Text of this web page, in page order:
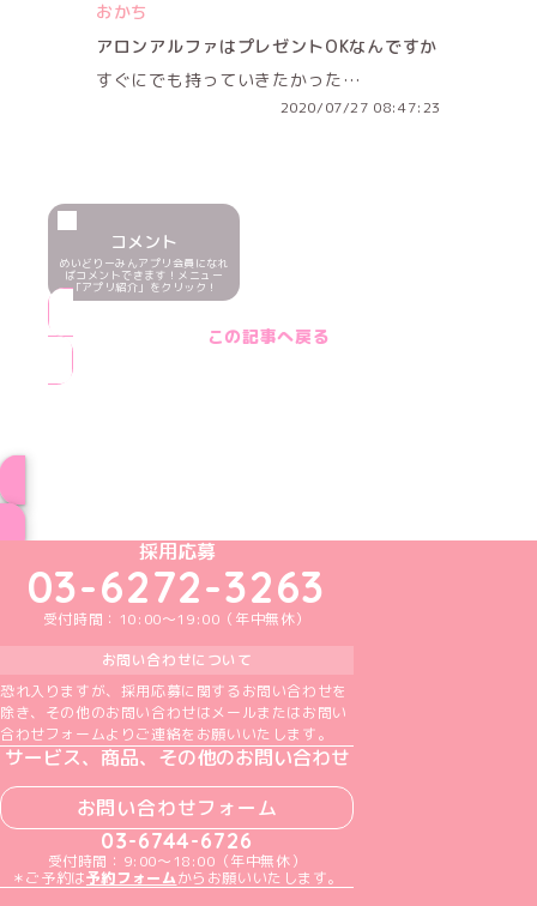
おかち
アロンアルファはプレゼントOKなんですか
すぐにでも持っていきたかった…
2020/07/27 08:47:23
コメント
めいどりーみんアプリ会員になれ
ばコメントできます！メニュー
「アプリ紹介」をクリック！
この記事へ戻る
めいどりーみんTikTok公式アカウント
めいどりーみんX公式アカウント
めいどりーみんInstagram公式アカウント
めいどりーみんFacebook公式アカウン
めいどりーみんYouTube公式アカ
採用応募
03-6272-3263
受付時間：10:00～19:00（年中無休）
お問い合わせについて
恐れ入りますが、採用応募に関するお問い合わせを
除き、その他のお問い合わせはメールまたはお問い
合わせフォームよりご連絡をお願いいたします。
サービス、商品、その他のお問い合わせ
お問い合わせフォーム
03-6744-6726
受付時間：9:00～18:00（年中無休）
＊ご予約は予約フォームからお願いいたします。